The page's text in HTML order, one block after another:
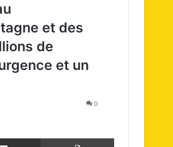
et des
de
et un
0
Partager par email Imprimer